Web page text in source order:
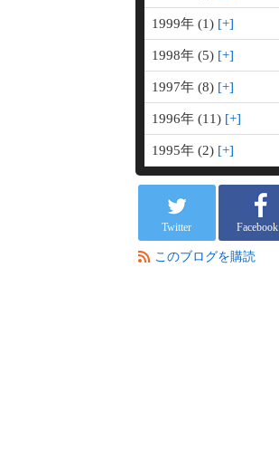
1999年 (1)
1998年 (5)
1997年 (8)
1996年 (11)
1995年 (2)
Twitter Facebook
●
このブログを購読